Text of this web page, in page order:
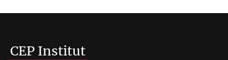
CEP Institut